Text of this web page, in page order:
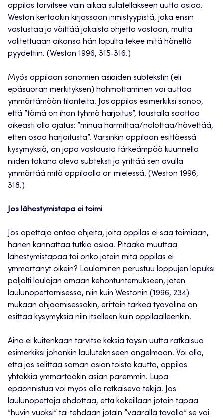
oppilas tarvitsee vain aikaa sulatellakseen uutta asiaa.
Weston kertookin kirjassaan ihmistyypistä, joka ensin
vastustaa ja väittää jokaista ohjetta vastaan, mutta
valitettuaan aikansa hän lopulta tekee mitä häneltä
pyydettiin. (Weston 1996, 315-316.)
Myös oppilaan sanomien asioiden subtekstin (eli
epäsuoran merkityksen) hahmottaminen voi auttaa
ymmärtämään tilanteita. Jos oppilas esimerkiksi sanoo,
että ”tämä on ihan tyhmä harjoitus”, taustalla saattaa
oikeasti olla ajatus: ”minua harmittaa/nolottaa/hävettää,
etten osaa harjoitusta”. Varsinkin oppilaan esittäessä
kysymyksiä, on jopa vastausta tärkeämpää kuunnella
niiden takana oleva subteksti ja yrittää sen avulla
ymmärtää mitä oppilaalla on mielessä. (Weston 1996,
318.)
Jos lähestymistapa ei toimi
Jos opettaja antaa ohjeita, joita oppilas ei saa toimiaan,
hänen kannattaa tutkia asiaa. Pitääkö muuttaa
lähestymistapaa tai onko jotain mitä oppilas ei
ymmärtänyt oikein? Laulaminen perustuu loppujen lopuksi
paljolti laulajan omaan kehontuntemukseen, joten
laulunopettamisessa, niin kuin Westonin (1996, 234)
mukaan ohjaamisessakin, erittäin tärkeä työväline on
esittää kysymyksiä niin itselleen kuin oppilaalleenkin.
Aina ei kuitenkaan tarvitse keksiä täysin uutta ratkaisua
esimerkiksi johonkin laulutekniseen ongelmaan. Voi olla,
että jos selittää saman asian toista kautta, oppilas
yhtäkkiä ymmärtääkin asian paremmin. Lupa
epäonnistua voi myös olla ratkaiseva tekijä. Jos
laulunopettaja ehdottaa, että kokeillaan jotain tapaa
”huvin vuoksi” tai tehdään jotain ”väärällä tavalla” se voi